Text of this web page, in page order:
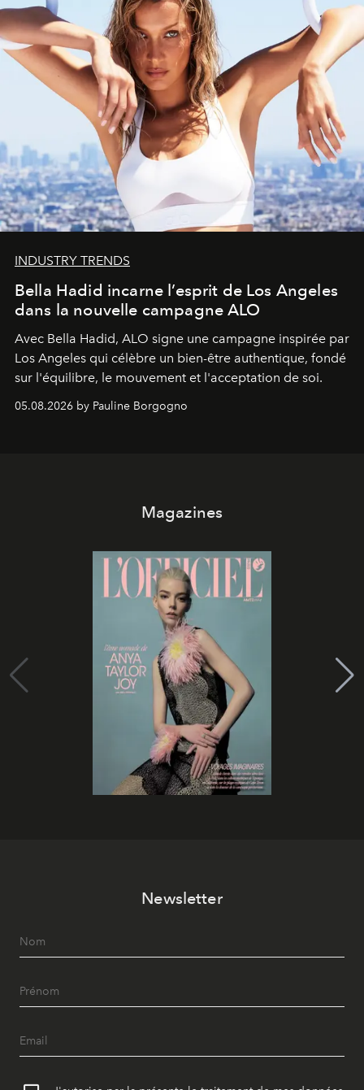
INDUSTRY TRENDS
Bella Hadid incarne l’esprit de Los Angeles
dans la nouvelle campagne ALO
Avec Bella Hadid, ALO signe une campagne inspirée par
Los Angeles qui célèbre un bien-être authentique, fondé
sur l'équilibre, le mouvement et l'acceptation de soi.
05.08.2026 by Pauline Borgogno
Magazines
Newsletter